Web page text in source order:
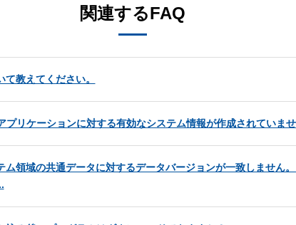
関連するFAQ
教えてください。
プリケーションに対する有効なシステム情報が作成されていま
領域の共通データに対するデータバージョンが一致しません